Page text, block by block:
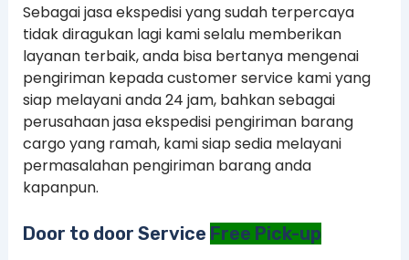
Sebagai jasa ekspedisi yang sudah terpercaya
tidak diragukan lagi kami selalu memberikan
layanan terbaik, anda bisa bertanya mengenai
pengiriman kepada customer service kami yang
siap melayani anda 24 jam, bahkan sebagai
perusahaan jasa ekspedisi pengiriman barang
cargo yang ramah, kami siap sedia melayani
permasalahan pengiriman barang anda
kapanpun.
Door to door Service Free Pick-up